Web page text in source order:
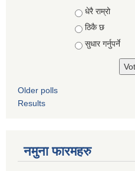
Choices
धेरै राम्रो
ठिकै छ
सुधार गर्नुपर्ने
Older polls
Results
नमुना फारमहरु